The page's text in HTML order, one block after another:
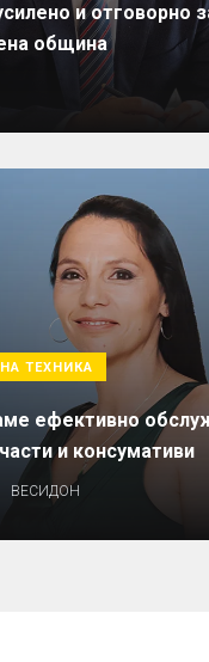
и отговорно
община
ТЕХНИКА
ефективно
и консумативи
ВЕСИДОН